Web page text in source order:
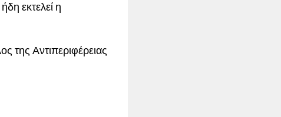
εκτελεί η
της Αντιπεριφέρειας